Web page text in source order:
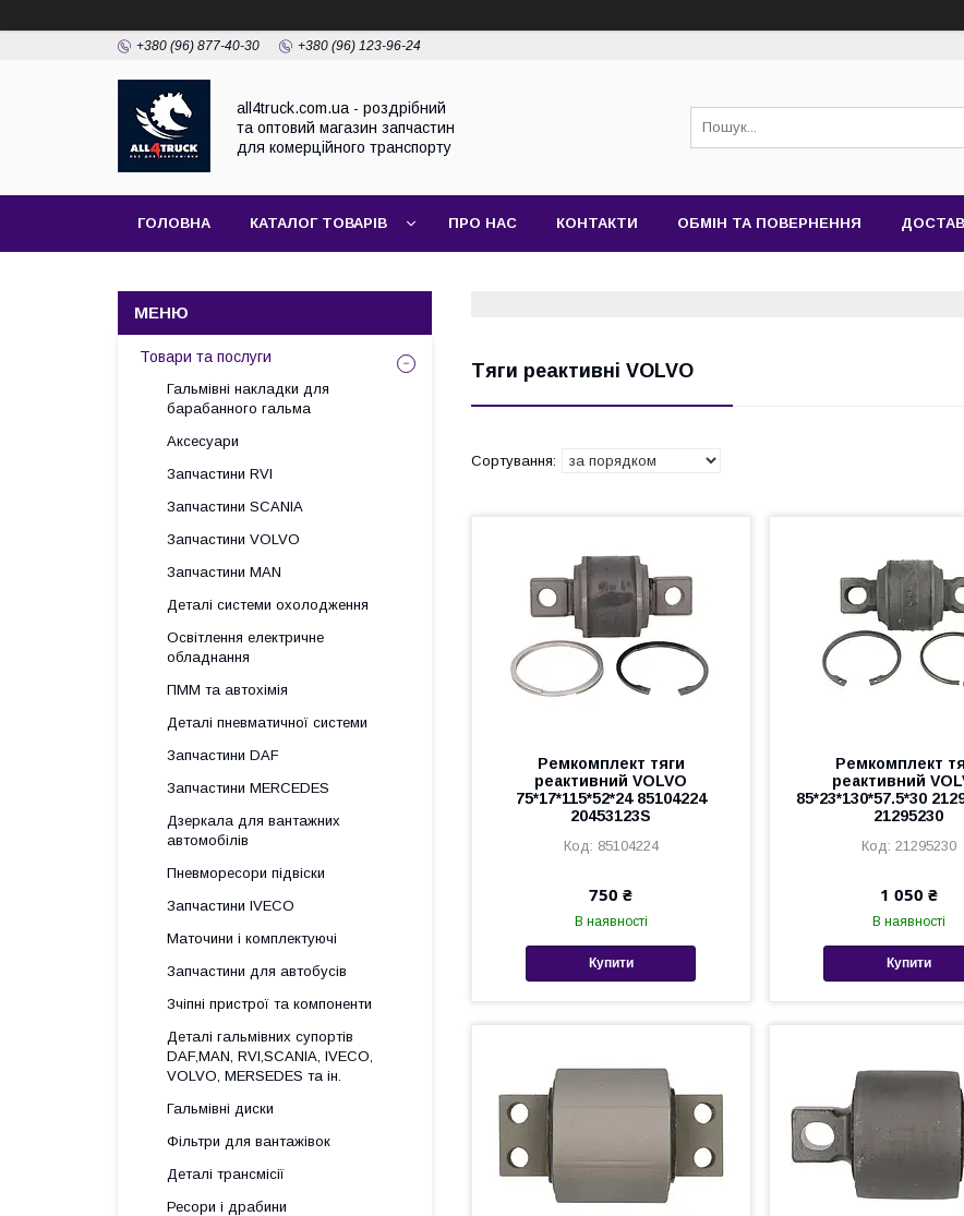
+380 (96) 877-40-30 +380 (96) 123-96-24
all4truck.com.ua - роздрібний
та оптовий магазин запчастин
для комерційного транспорту
ГОЛОВНА КАТАЛОГ ТОВАРІВ ПРО НАС КОНТАКТИ ОБМІН ТА ПОВЕРНЕННЯ
Тяги реактивні VOLVO
Ремкомплект тяги
реактивний VOLVO
75*17*115*52*24 85104224
20453123S
85104224
750 ₴
В наявності
Купити
Ремкомплект
реактивний
85*23*130*57.5*30
21295230
21295230
1 050 ₴
В наявності
Купити
Товари та послуги
Гальмівні накладки для
барабанного гальма
Аксесуари
Запчастини RVI
Запчастини SCANIA
Запчастини VOLVO
Запчастини MAN
Деталі системи охолодження
Освітлення електричне
обладнання
ПММ та автохімія
Деталі пневматичної системи
Запчастини DAF
Запчастини MERCEDES
Дзеркала для вантажних
автомобілів
Пневморесори підвіски
Запчастини IVECO
Маточини і комплектуючі
Запчастини для автобусів
Зчіпні пристрої та компоненти
Деталі гальмівних супортів
DAF,MAN, RVI,SCANIA, IVECO,
VOLVO, MERSEDES та ін.
Гальмівні диски
Фільтри для вантажівок
Деталі трансмісії
Ресори і драбини